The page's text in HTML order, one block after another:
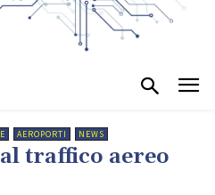
AEROPORTI NEWS
traffico aereo